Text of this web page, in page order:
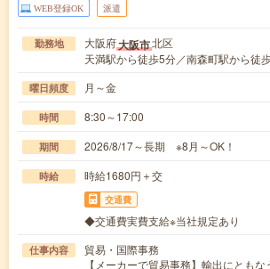
WEB登録OK 派遣
勤務地 大阪府大阪市北区
天満駅から徒歩5分／南森町駅から徒
曜日頻度 月～金
時間 8:30～17:00
期間 2026/8/17～長期 ※8月～OK！
時給 時給1680円＋交
交通費
◆交通費実費支給※当社規定あり
仕事内容
貿易・国際事務
【メーカーで貿易事務】輸出にとも